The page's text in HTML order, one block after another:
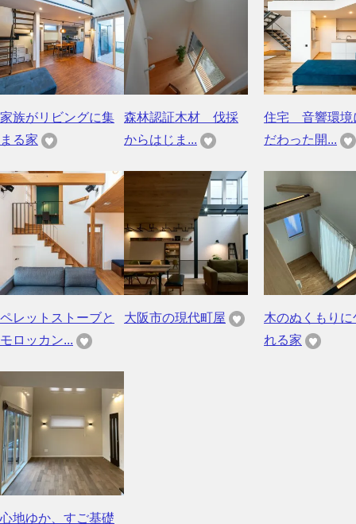
家族がリビングに集
まる家
森林認証木材 伐採
からはじま...
住宅 音響環境
だわった開...
ペレットストーブと
モロッカン...
大阪市の現代町屋
木のぬくもりに
れる家
心地ゆか、すご基礎